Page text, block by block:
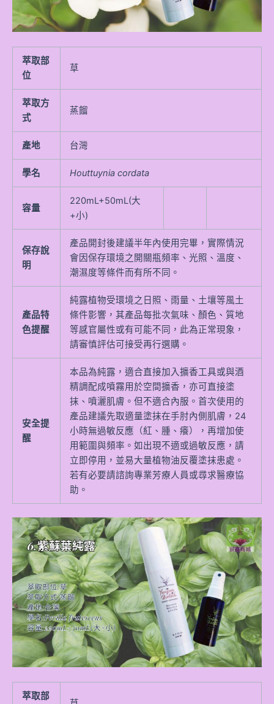
萃取部
位
草
萃取方
式
蒸餾
產地 台灣
學名 Houttuynia cordata
容量
220mL+50mL(大
+小)
保存說
明
產品開封後建議半年內使用完畢，實際情況
會因保存環境之開關瓶頻率、光照、溫度、
潮濕度等條件而有所不同。
產品特
色提醒
純露植物受環境之日照、雨量、土壤等風土
條件影響，其產品每批次氣味、顏色、質地
等感官屬性或有可能不同，此為正常現象，
請審慎評估可接受再行選購。
安全提
醒
本品為純露，適合直接加入擴香工具或與酒
精調配成噴霧用於空間擴香，亦可直接塗
抹、噴灑肌膚。但不適合內服。首次使用的
產品建議先取適量塗抹在手肘內側肌膚，24
小時無過敏反應（紅、腫、癢），再增加使
用範圍與頻率。如出現不適或過敏反應，請
立即停用，並易大量植物油反覆塗抹患處。
若有必要請諮詢專業芳療人員或尋求醫療協
助。
萃取部